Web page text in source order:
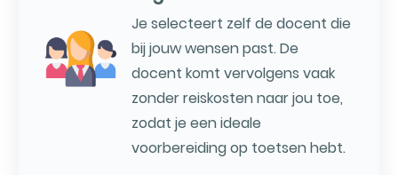
Je selecteert zelf de docent die
bij jouw wensen past. De
docent komt vervolgens vaak
zonder reiskosten naar jou toe,
zodat je een ideale
voorbereiding op toetsen hebt.